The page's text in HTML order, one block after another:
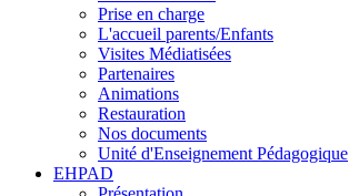
Prise en charge
L'accueil parents/Enfants
Visites Médiatisées
Partenaires
Animations
Restauration
Nos documents
Unité d'Enseignement Pédagogique
EHPAD